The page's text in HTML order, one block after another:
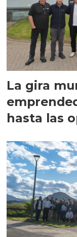
La gira
hasta las